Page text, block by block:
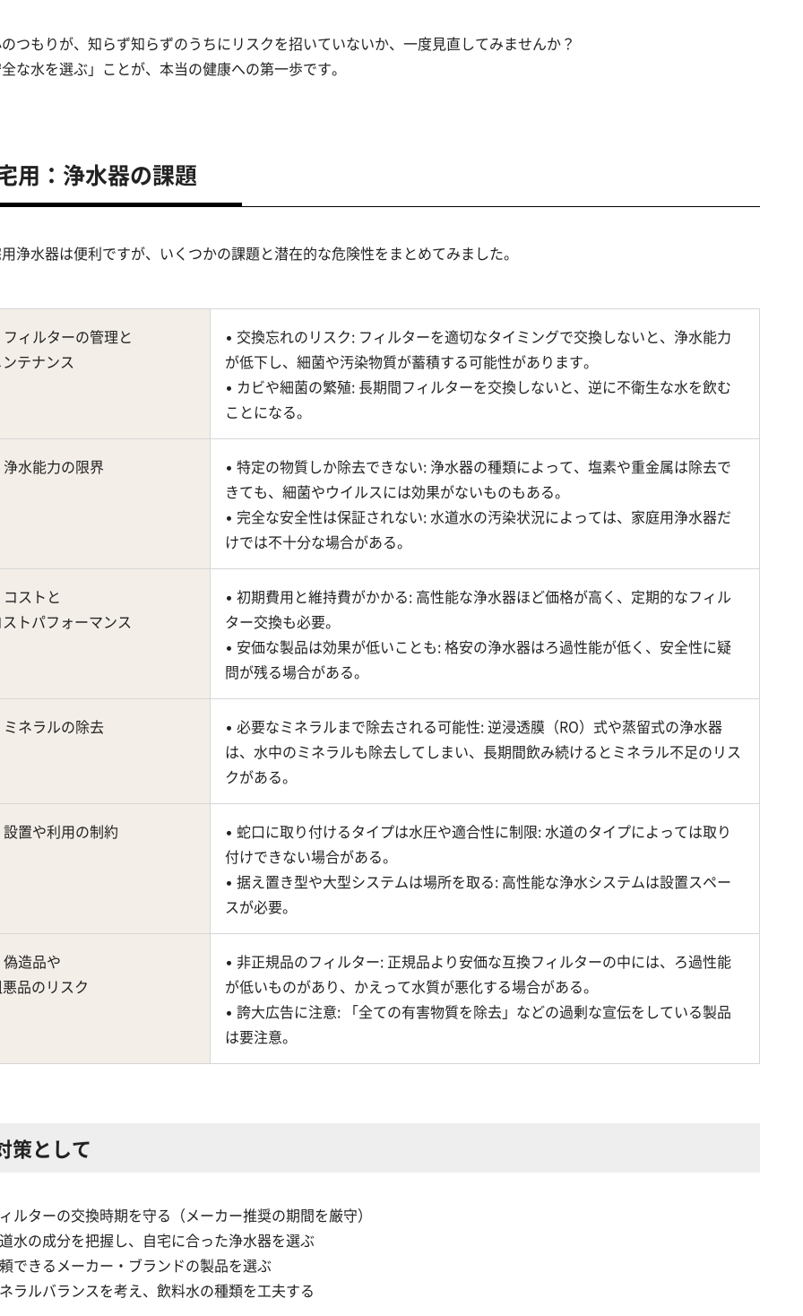
つもりが、知らず知らずのうちにリスクを招いていないか、一度見直してみませんか？
な水を選ぶ」ことが、本当の健康への第一歩です。
用：浄水器の課題
浄水器は便利ですが、いくつかの課題と潜在的な危険性をまとめてみました。
フィルターの管理と
テナンス
• 交換忘れのリスク: フィルターを適切なタイミングで交換しないと、浄水能力
が低下し、細菌や汚染物質が蓄積する可能性があります。
• カビや細菌の繁殖: 長期間フィルターを交換しないと、逆に不衛生な水を飲む
ことになる。
浄水能力の限界
• 特定の物質しか除去できない: 浄水器の種類によって、塩素や重金属は除去で
きても、細菌やウイルスには効果がないものもある。
• 完全な安全性は保証されない: 水道水の汚染状況によっては、家庭用浄水器だ
けでは不十分な場合がある。
ストと
トパフォーマンス
• 初期費用と維持費がかかる: 高性能な浄水器ほど価格が高く、定期的なフィル
ター交換も必要。
• 安価な製品は効果が低いことも: 格安の浄水器はろ過性能が低く、安全性に疑
問が残る場合がある。
ミネラルの除去
• 必要なミネラルまで除去される可能性: 逆浸透膜（RO）式や蒸留式の浄水器
は、水中のミネラルも除去してしまい、長期間飲み続けるとミネラル不足のリス
クがある。
設置や利用の制約
• 蛇口に取り付けるタイプは水圧や適合性に制限: 水道のタイプによっては取り
付けできない場合がある。
• 据え置き型や大型システムは場所を取る: 高性能な浄水システムは設置スペー
スが必要。
偽造品や
品のリスク
• 非正規品のフィルター: 正規品より安価な互換フィルターの中には、ろ過性能
が低いものがあり、かえって水質が悪化する場合がある。
• 誇大広告に注意: 「全ての有害物質を除去」などの過剰な宣伝をしている製品
は要注意。
策として
ルターの交換時期を守る（メーカー推奨の期間を厳守）
水の成分を把握し、自宅に合った浄水器を選ぶ
できるメーカー・ブランドの製品を選ぶ
ラルバランスを考え、飲料水の種類を工夫する